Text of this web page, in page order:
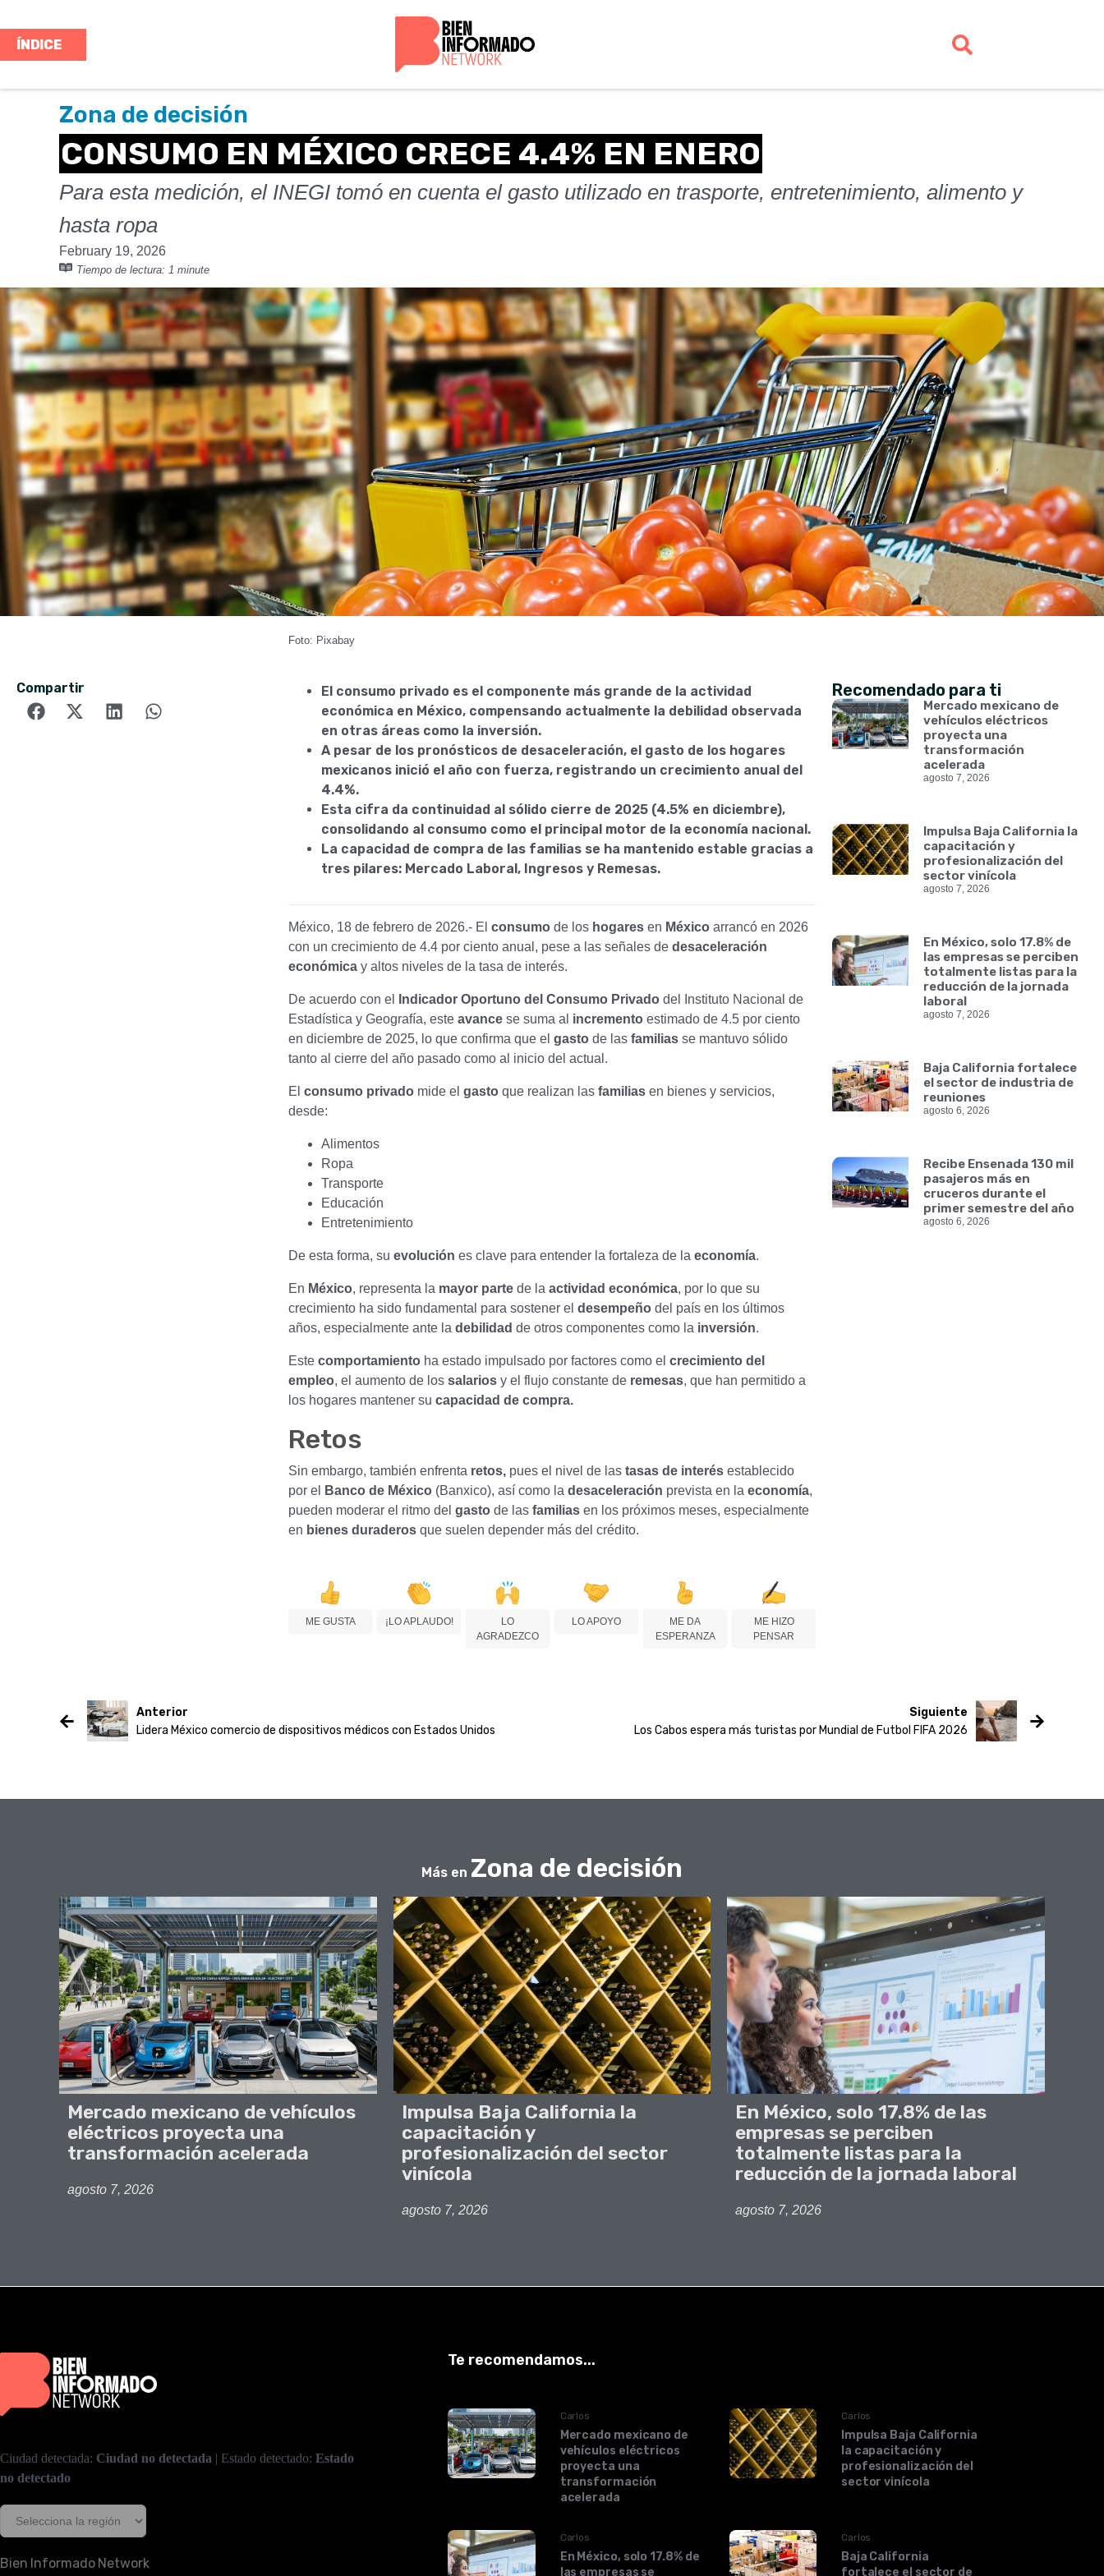
ÍNDICE
Zona de decisión
CONSUMO EN MÉXICO CRECE 4.4% EN ENERO
Para esta medición, el INEGI tomó en cuenta el gasto utilizado en trasporte, entretenimiento, alimento y
hasta ropa
February 19, 2026
Tiempo de lectura: 1 minute
Foto: Pixabay
Compartir
El consumo privado es el componente más grande de la actividad
económica en México, compensando actualmente la debilidad observada
en otras áreas como la inversión.
A pesar de los pronósticos de desaceleración, el gasto de los hogares
mexicanos inició el año con fuerza, registrando un crecimiento anual del
4.4%.
Esta cifra da continuidad al sólido cierre de 2025 (4.5% en diciembre),
consolidando al consumo como el principal motor de la economía nacional.
La capacidad de compra de las familias se ha mantenido estable gracias a
tres pilares: Mercado Laboral, Ingresos y Remesas.
México, 18 de febrero de 2026.- El consumo de los hogares en México arrancó en 2026
con un crecimiento de 4.4 por ciento anual, pese a las señales de desaceleración
económica y altos niveles de la tasa de interés.
De acuerdo con el Indicador Oportuno del Consumo Privado del Instituto Nacional de
Estadística y Geografía, este avance se suma al incremento estimado de 4.5 por ciento
en diciembre de 2025, lo que confirma que el gasto de las familias se mantuvo sólido
tanto al cierre del año pasado como al inicio del actual.
El consumo privado mide el gasto que realizan las familias en bienes y servicios,
desde:
Alimentos
Ropa
Transporte
Educación
Entretenimiento
De esta forma, su evolución es clave para entender la fortaleza de la economía.
En México, representa la mayor parte de la actividad económica, por lo que su
crecimiento ha sido fundamental para sostener el desempeño del país en los últimos
años, especialmente ante la debilidad de otros componentes como la inversión.
Este comportamiento ha estado impulsado por factores como el crecimiento del
empleo, el aumento de los salarios y el flujo constante de remesas, que han permitido a
los hogares mantener su capacidad de compra.
Retos
Sin embargo, también enfrenta retos, pues el nivel de las tasas de interés establecido
por el
Banco de México (Banxico), así como la desaceleración prevista en la economía,
pueden moderar el ritmo del gasto de las familias en los próximos meses, especialmente
en bienes duraderos que suelen depender más del crédito.
ME GUSTA ¡LO APLAUDO!
LO
AGRADEZCO
LO APOYO
ME DA
ESPERANZA
ME HIZO
PENSAR
Recomendado para ti
Mercado mexicano de
vehículos eléctricos
proyecta una
transformación
acelerada
agosto 7, 2026
Impulsa Baja California la
capacitación y
profesionalización del
sector vinícola
agosto 7, 2026
En México, solo 17.8% de
las empresas se perciben
totalmente listas para la
reducción de la jornada
laboral
agosto 7, 2026
Baja California fortalece
el sector de industria de
reuniones
agosto 6, 2026
Recibe Ensenada 130 mil
pasajeros más en
cruceros durante el
primer semestre del año
agosto 6, 2026
Anterior
Lidera México comercio de dispositivos médicos con Estados Unidos
Siguiente
Los Cabos espera más turistas por Mundial de Futbol FIFA 2026
Más en Zona de decisión
Mercado mexicano de vehículos
eléctricos proyecta una
transformación acelerada
agosto 7, 2026
Impulsa Baja California la
capacitación y
profesionalización del sector
vinícola
agosto 7, 2026
En México, solo 17.8% de las
empresas se perciben
totalmente listas para la
reducción de la jornada laboral
agosto 7, 2026
Ciudad detectada: Ciudad no detectada | Estado detectado: Estado
no detectado
Bien Informado Network
Te recomendamos...
Carlos
Mercado mexicano de
vehículos eléctricos
proyecta una
transformación
acelerada
Carlos
Impulsa Baja California
la capacitación y
profesionalización del
sector vinícola
Carlos
En México, solo 17.8% de
las empresas se
Carlos
Baja California
fortalece el sector de